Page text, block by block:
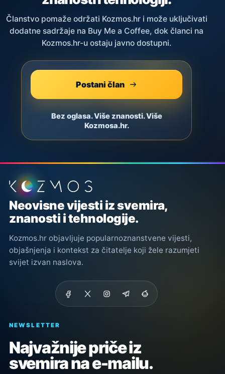
Članstvo pomaže održati Kozmos.hr i može uključivati
dodatne sadržaje na Buy Me a Coffee, dok članci na
Kozmos.hr-u ostaju javno dostupni.
Postani član
Bez oglasa. Više znanosti. Više
Kozmosa.hr.
Podnožje stranice
Neovisne vijesti iz svemira,
znanosti i tehnologije.
Kozmos.hr objavljuje popularnoznanstvene vijesti,
objašnjenja i kontekst za čitatelje koji žele razumjeti
svijet izvan naslova.
NEWSLETTER
Najvažnije priče iz
svemira na e-mailu.